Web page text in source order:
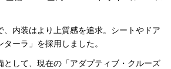
内装はより上質感を追求。シートやドア
ーラ」を採用しました。
して、現在の「アダプティブ・クルーズ